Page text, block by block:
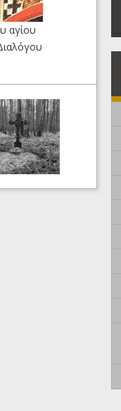
αγίου